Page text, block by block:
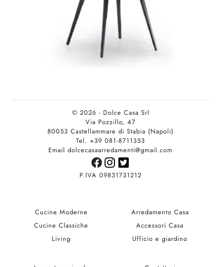
© 2026 - Dolce Casa Srl
Via Pozzillo, 47
80053 Castellammare di Stabia (Napoli)
Tel. +39 081-8711353
Email dolcecasaarredamenti@gmail.com
P.IVA 09831731212
Cucine Moderne
Cucine Classiche
Living
Arredamento Casa
Accessori Casa
Ufficio e giardino